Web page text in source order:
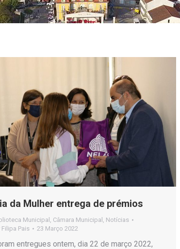
da Mulher entrega de prémios
Municipal Câmara Municipal
Notícias
Filipa Pais 23 Março 2022
entregues ontem, dia 22 de março 2022,